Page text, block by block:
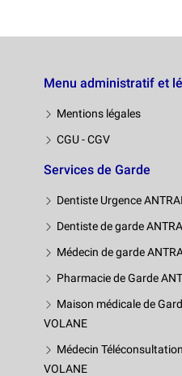
Menu administratif et
Mentions légales
CGU - CGV
Services de Garde
Dentiste Urgence
Dentiste de garde
Médecin de garde
Pharmacie de Garde
Maison médicale de
VOLANE
Médecin
VOLANE